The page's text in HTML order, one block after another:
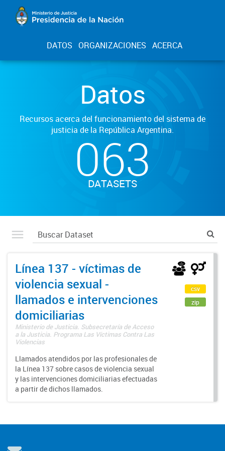
DATOS ORGANIZACIONES ACERCA
Datos
Recursos acerca del funcionamiento del sistema de
justicia de la República Argentina.
063
DATASETS
Línea 137 - víctimas de
violencia sexual -
llamados e intervenciones
domiciliarias
Ministerio de Justicia. Subsecretaría de Acceso
a la Justicia. Programa Las Víctimas Contra Las
Violencias
Llamados atendidos por las profesionales de
la Línea 137 sobre casos de violencia sexual
y las intervenciones domiciliarias efectuadas
a partir de dichos llamados.
csv
zip